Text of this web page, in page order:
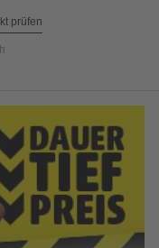
prüfen